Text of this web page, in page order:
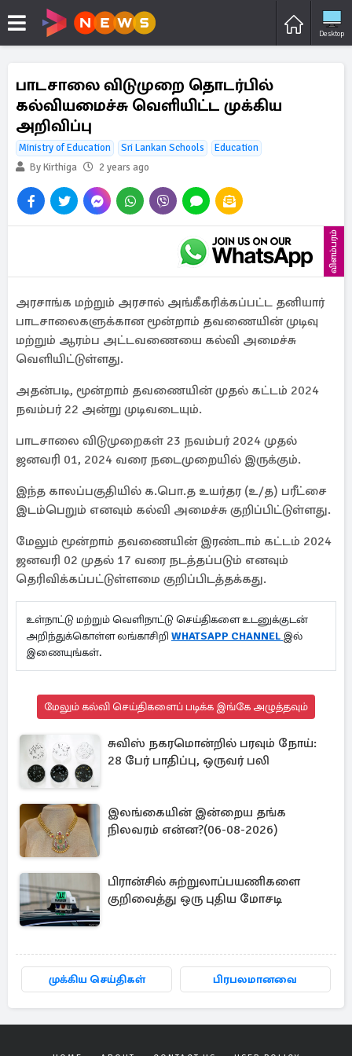
Desktop
பாடசாலை விடுமுறை தொடர்பில்
கல்வியமைச்சு வெளியிட்ட முக்கிய
அறிவிப்பு
Ministry of Education Sri Lankan Schools
Education
By Kirthiga
2 years ago
விளம்பரம்
அரசாங்க மற்றும் அரசால் அங்கீகரிக்கப்பட்ட தனியார்
பாடசாலைகளுக்கான மூன்றாம் தவணையின் முடிவு
மற்றும் ஆரம்ப அட்டவணையை கல்வி அமைச்சு
வெளியிட்டுள்ளது.
அதன்படி, மூன்றாம் தவணையின் முதல் கட்டம் 2024
நவம்பர் 22 அன்று முடிவடையும்.
பாடசாலை விடுமுறைகள் 23 நவம்பர் 2024 முதல்
ஜனவரி 01, 2024 வரை நடைமுறையில் இருக்கும்.
இந்த காலப்பகுதியில் க.பொ.த உயர்தர (உ/த) பரீட்சை
இடம்பெறும் எனவும் கல்வி அமைச்சு குறிப்பிட்டுள்ளது.
மேலும் மூன்றாம் தவணையின் இரண்டாம் கட்டம் 2024
ஜனவரி 02 முதல் 17 வரை நடத்தப்படும் எனவும்
தெரிவிக்கப்பட்டுள்ளமை குறிப்பிடத்தக்கது.
உள்நாட்டு மற்றும் வெளிநாட்டு செய்திகளை உடனுக்குடன்
அறிந்துக்கொள்ள லங்காசிறி WHATSAPP CHANNEL இல்
இணையுங்கள்.
மேலும் கல்வி செய்திகளைப் படிக்க இங்கே அழுத்தவும்
சுவிஸ் நகரமொன்றில் பரவும் நோய்:
28 பேர் பாதிப்பு, ஒருவர் பலி
இலங்கையின் இன்றைய தங்க
நிலவரம் என்ன?(06-08-2026)
பிரான்சில் சுற்றுலாப்பயணிகளை
குறிவைத்து ஒரு புதிய மோசடி
முக்கிய செய்திகள் பிரபலமானவை